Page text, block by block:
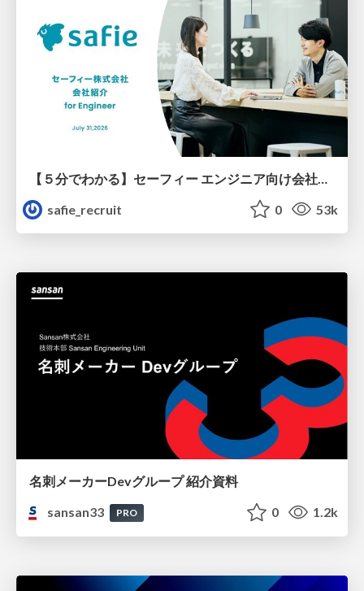
safie_recruit
0 53k
名刺メーカーDevグループ 紹介資料
sansan33
PRO 0 1.2k